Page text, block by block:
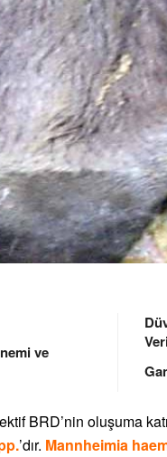
ve
BRD’nin oluşuma
’dır. Mannheimia